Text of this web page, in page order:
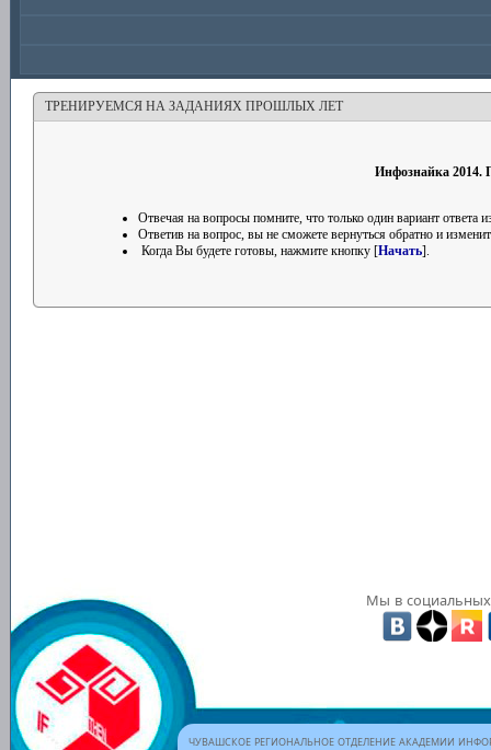
ТРЕНИРУЕМСЯ НА ЗАДАНИЯХ ПРОШЛЫХ ЛЕТ
Инфознайка 2014.
Отвечая на вопросы помните, что только один вариант ответа
Ответив на вопрос, вы не сможете вернуться обратно и
Когда Вы будете готовы, нажмите кнопку [Начать].
Мы в социальных
ЧУВАШСКОЕ РЕГИОНАЛЬНОЕ ОТДЕЛЕНИЕ АКАДЕМИИ